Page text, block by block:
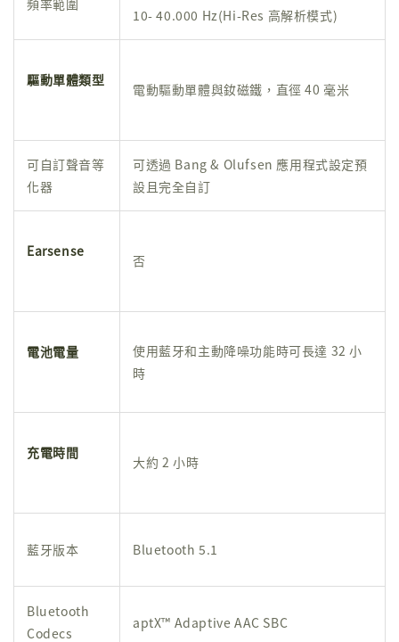
頻率範圍
10- 40.000 Hz(Hi-Res 高解析模式)
驅動單體類型
電動驅動單體與釹磁鐵，直徑 40 毫米
可自訂聲音等
化器
可透過 Bang & Olufsen 應用程式設定預
設且完全自訂
Earsense
否
電池電量
使用藍牙和主動降噪功能時可長達 32 小
時
充電時間
大約 2 小時
藍牙版本 Bluetooth 5.1
Bluetooth
Codecs
aptX™ Adaptive AAC SBC